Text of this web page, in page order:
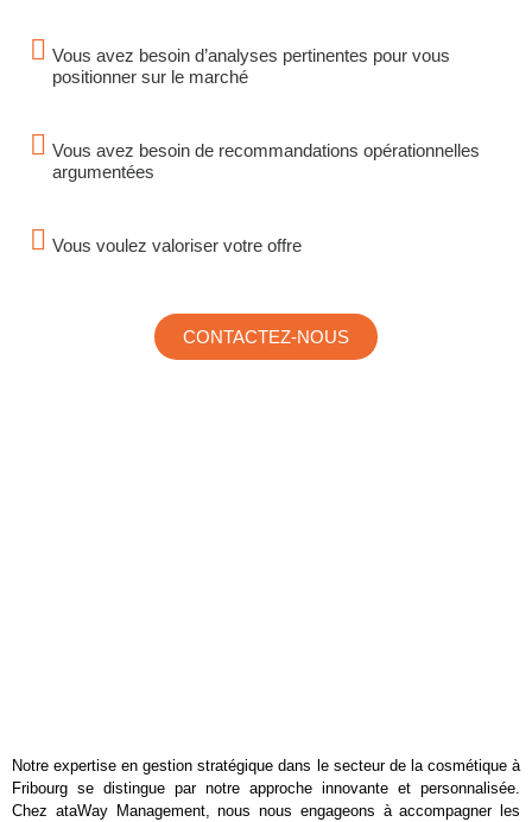
Vous avez besoin d’analyses pertinentes pour vous
positionner sur le marché
Vous avez besoin de recommandations opérationnelles
argumentées
Vous voulez valoriser votre offre
CONTACTEZ-NOUS
Notre expertise en gestion stratégique dans le secteur de la cosmétique à
Fribourg se distingue par notre approche innovante et personnalisée.
Chez ataWay Management, nous nous engageons à accompagner les